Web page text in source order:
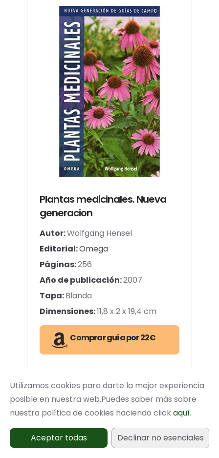
Plantas medicinales. Nueva
generacion
Autor:Wolfgang Hensel
Editorial:Omega
Páginas:256
Año de publicación:2007
Tapa:Blanda
Dimensiones:11,8 x 2 x 19,4 cm
Comprar guía por 22€
Esta guía nos permite identificar
hasta350 especiesde plantas
medicinales de toda Europa
mediante más de 1500fotos e
ilustracionesde excelente calidad.
Utilizamos cookies para darte la mejor experiencia
posible en nuestra web.Puedes saber más sobre
nuestra política de cookies haciendo clickaquí.
Aceptar todas Declinar no esenciales